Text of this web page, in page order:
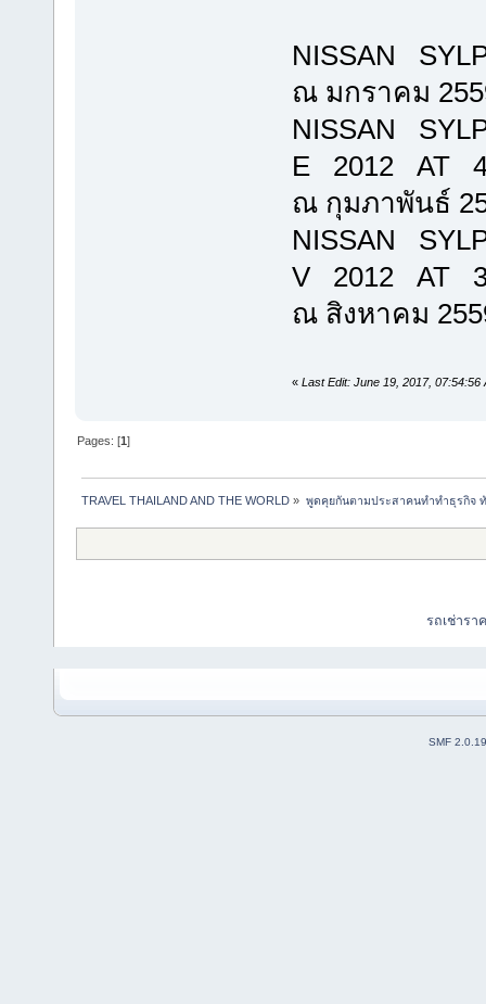
NISSAN
ณ มกราคม
NISSAN
E 2012 AT
ณ กุมภาพันธ์
NISSAN
V 2012 AT
ณ สิงหาคม
« Last Edit: June 19, 2017, 07:54:56
Pages: [1]
TRAVEL THAILAND AND THE WORLD » พูดคุยกันตามประสาคนทำทำธุรกิจ ทั
รถเช่าร
SMF 2.0.19